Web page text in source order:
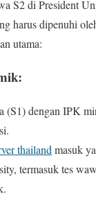
S2 di President
harus dipenuhi
utama:
(S1) dengan IPK
thailand masuk
termasuk tes